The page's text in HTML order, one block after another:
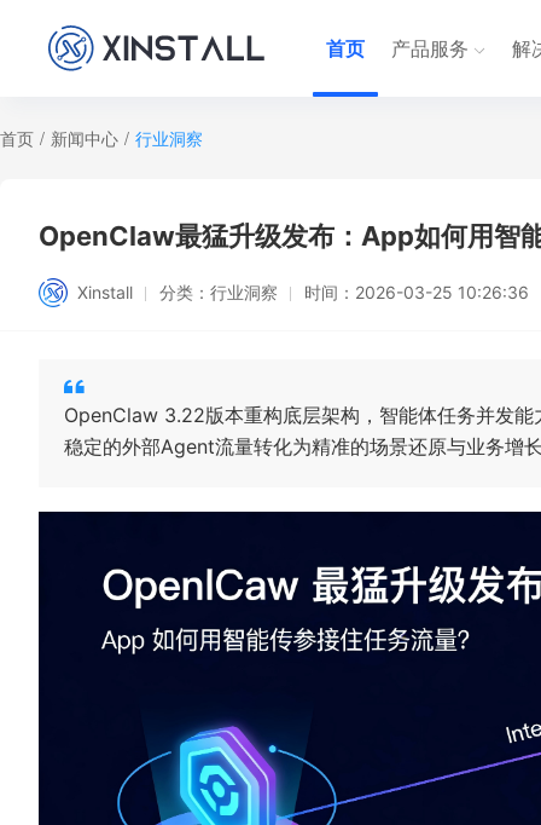
首页 产品服务 解
首页 / 新闻中心 / 行业洞察
OpenClaw最猛升级发布：App如何用智
Xinstall 分类： 行业洞察 时间： 2026-03-25 10:26:36
OpenClaw 3.22版本重构底层架构，智能体任务并发
稳定的外部Agent流量转化为精准的场景还原与业务增